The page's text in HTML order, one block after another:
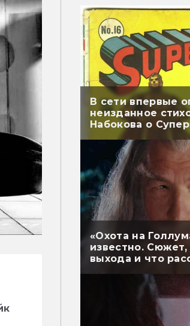
В сети впервые
неизданное
Набокова о
перевели
«Охота на
известно.
выхода и что